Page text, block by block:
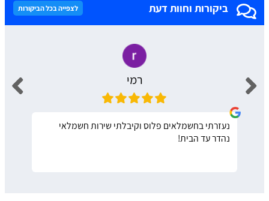
ביקורות וחוות דעת לצפייה בכל הביקורות
רמי
נעזרתי בחשמלאים פלוס וקיבלתי שירות חשמלאי
נהדר עד הבית!